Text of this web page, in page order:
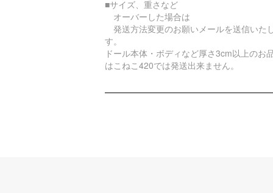
■サイズ、重さなど
オーバーした場合は
発送方法変更のお願いメールを送信いた
す。
ドール本体・ボディなど厚さ3cm以上のお
はこねこ420では発送出来ません。